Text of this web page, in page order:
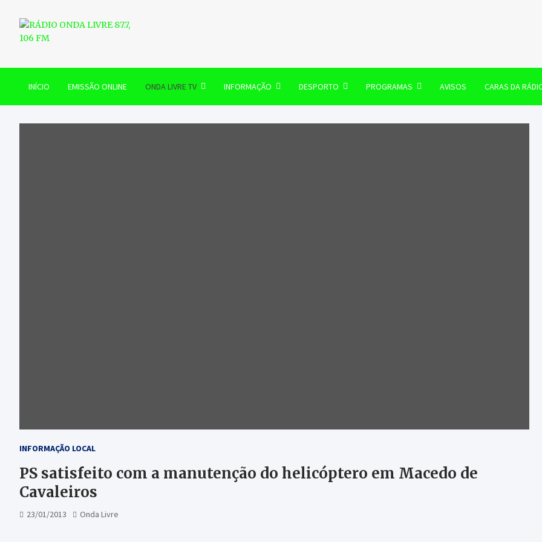
content
RÁDIO ONDA LIVRE 87.7, 106 FM
INÍCIO EMISSÃO ONLINE ONDA LIVRE TV INFORMAÇÃO DESPORTO PROGRAMAS AVISOS CARAS DA
INFORMAÇÃO LOCAL
PS satisfeito com a manutenção do helicóptero em Macedo de
Cavaleiros
23/01/2013 Onda Livre